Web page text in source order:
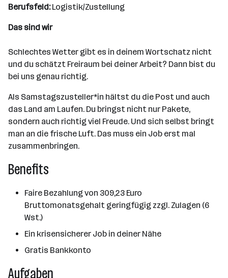
Berufsfeld:Logistik/Zustellung
Das sind wir
Schlechtes Wetter gibt es in deinem Wortschatz nicht
und du schätzt Freiraum bei deiner Arbeit? Dann bist du
bei uns genau richtig.
Als Samstagszusteller*in hältst du die Post und auch
das Land am Laufen. Du bringst nicht nur Pakete,
sondern auch richtig viel Freude. Und sich selbst bringt
man an die frische Luft. Das muss ein Job erst mal
zusammenbringen.
Benefits
Faire Bezahlung von 309,23 Euro
Bruttomonatsgehalt geringfügig zzgl. Zulagen (6
Wst.)
Ein krisensicherer Job in deiner Nähe
Gratis Bankkonto
Aufgaben